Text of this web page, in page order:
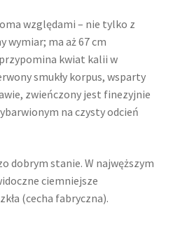
względami – nie tylko z
wymiar; ma aż 67 cm
kwiat kalii w
smukły korpus, wsparty
zwieńczony jest finezyjnie
na czysty odcień
dobrym stanie. W najwęższym
ciemniejsze
(cecha fabryczna).